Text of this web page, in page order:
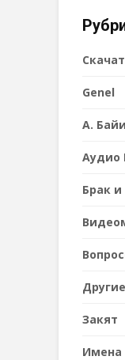
Genel
А.
Аудио
Брак
Закят
Имена